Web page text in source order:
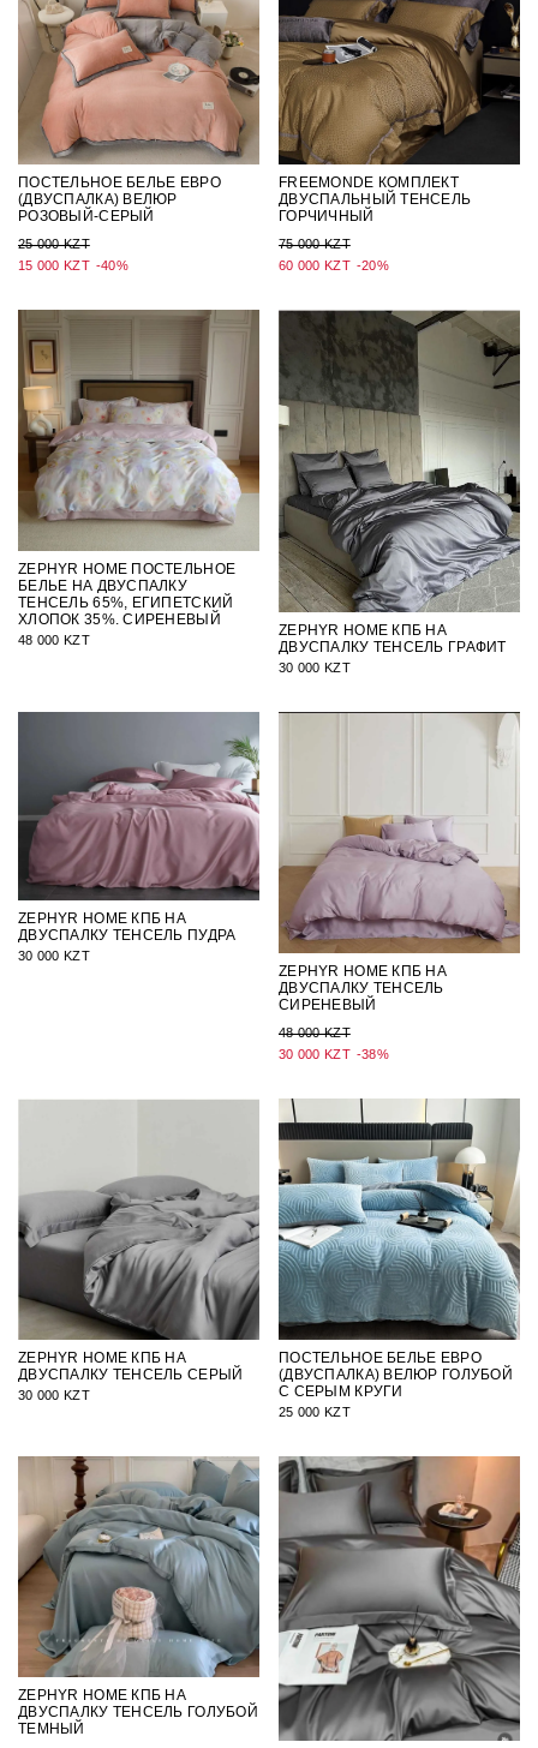
ПОСТЕЛЬНОЕ БЕЛЬЕ ЕВРО
(ДВУСПАЛКА) ВЕЛЮР
РОЗОВЫЙ-СЕРЫЙ
25 000 KZT
15 000 KZT -40%
FREEMONDE КОМПЛЕКТ
ДВУСПАЛЬНЫЙ ТЕНСЕЛЬ
ГОРЧИЧНЫЙ
75 000 KZT
60 000 KZT -20%
ZEPHYR HOME ПОСТЕЛЬНОЕ
БЕЛЬЕ НА ДВУСПАЛКУ
ТЕНСЕЛЬ 65%, ЕГИПЕТСКИЙ
ХЛОПОК 35%. СИРЕНЕВЫЙ
48 000 KZT
ZEPHYR HOME КПБ НА
ДВУСПАЛКУ ТЕНСЕЛЬ ГРАФИТ
30 000 KZT
ZEPHYR HOME КПБ НА
ДВУСПАЛКУ ТЕНСЕЛЬ ПУДРА
30 000 KZT
ZEPHYR HOME КПБ НА
ДВУСПАЛКУ ТЕНСЕЛЬ
СИРЕНЕВЫЙ
48 000 KZT
30 000 KZT -38%
ZEPHYR HOME КПБ НА
ДВУСПАЛКУ ТЕНСЕЛЬ СЕРЫЙ
30 000 KZT
ПОСТЕЛЬНОЕ БЕЛЬЕ ЕВРО
(ДВУСПАЛКА) ВЕЛЮР ГОЛУБОЙ
С СЕРЫМ КРУГИ
25 000 KZT
ZEPHYR HOME КПБ НА
ДВУСПАЛКУ ТЕНСЕЛЬ ГОЛУБОЙ
ТЕМНЫЙ